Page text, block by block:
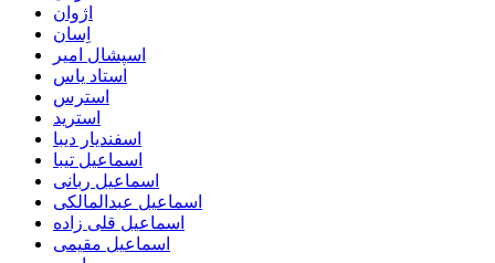
اژوان
اِسان
اسپشال امیر
استاد یاس
استرس
استرید
اسفندیار دیبا
اسماعیل تیبا
اسماعیل ربانی
اسماعیل عبدالمالکی
اسماعیل قلی زاده
اسماعیل مقیمی